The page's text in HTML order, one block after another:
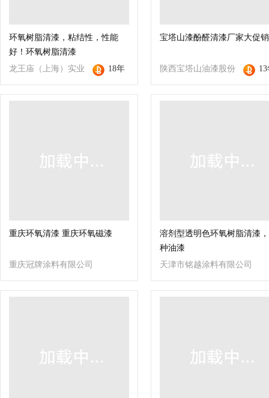
环氧树脂清漆，粘结性，性能
好！环氧树脂清漆
龙王庙（上海）实业
有限公司
18年
宝塔山漆酚醛清漆厂家大促销
陕西宝塔山油漆股份
有限公司
重庆环氧清漆 重庆环氧磁漆
重庆冠牌涂料有限公司
溶剂型透明色环氧树脂清漆
种油漆
天津市铭越涂料有限公司